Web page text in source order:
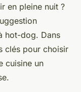
en pleine nuit ?
hot-dog. Dans
clés pour choisir
cuisine un